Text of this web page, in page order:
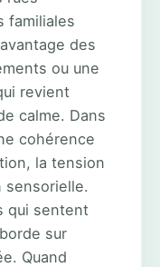
familiales
des
ou une
revient
calme. Dans
cohérence
la tension
sensorielle.
qui sentent
sur
Quand